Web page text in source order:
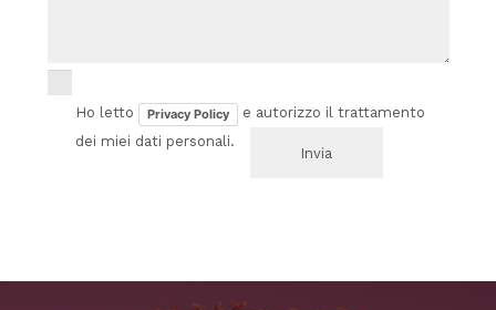
Ho letto Privacy Policy
e autorizzo il trattamento
dei miei dati personali.